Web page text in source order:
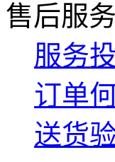
售后服务
服务
订单
送货